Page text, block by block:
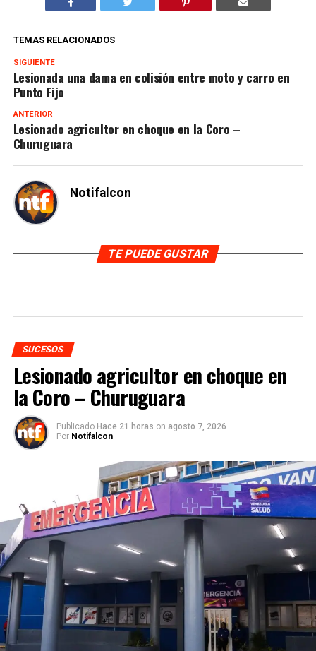
TEMAS RELACIONADOS
SIGUIENTE
Lesionada una dama en colisión entre moto y carro en
Punto Fijo
ANTERIOR
Lesionado agricultor en choque en la Coro –
Churuguara
Notifalcon
TE PUEDE GUSTAR
SUCESOS
Lesionado agricultor en choque en
la Coro – Churuguara
Publicado Hace 21 horas on agosto 7, 2026
Por Notifalcon